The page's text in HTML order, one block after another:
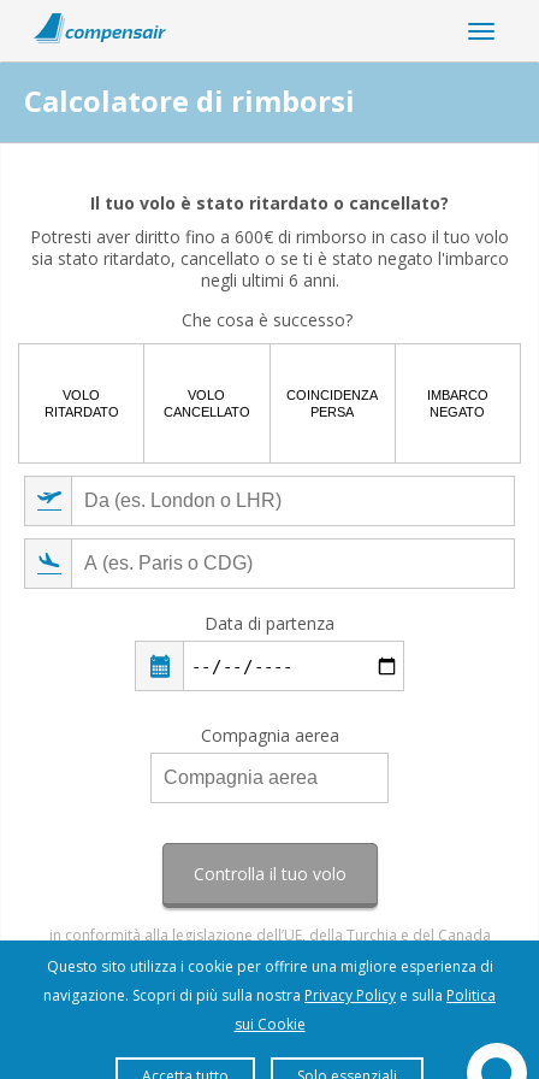
Calcolatore di rimborsi
coronavirus?
Sì No
Il tuo volo è stato ritardato o cancellato?
Potresti aver diritto fino a 600€ di rimborso in caso il tuo volo
sia stato ritardato, cancellato o se ti è stato negato l'imbarco
negli ultimi 6 anni.
Che cosa è successo?
VOLO
RITARDATO
VOLO
CANCELLATO
COINCIDENZA
PERSA
IMBARCO
NEGATO
Data di partenza
Compagnia aerea
Controlla il tuo volo
in conformità alla legislazione dell’UE, della Turchia e del Canada
Questo sito utilizza i cookie per offrire una migliore esperienza di
navigazione. Scopri di più sulla nostra Privacy Policy e sulla Politica
sui Cookie